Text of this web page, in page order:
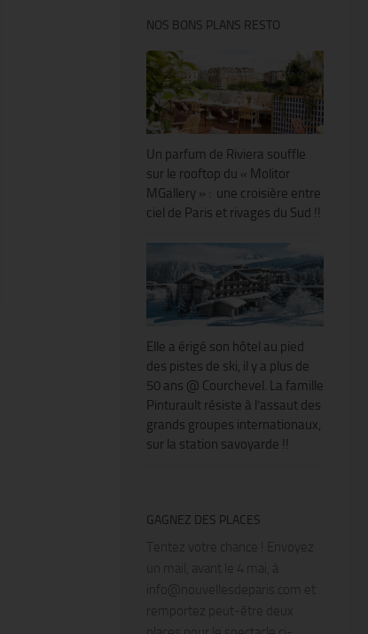
NOS BONS PLANS RESTO
Un parfum de Riviera souffle
sur le rooftop du « Molitor
MGallery » : une croisière entre
ciel de Paris et rivages du Sud !!
Elle a érigé son hôtel au pied
des pistes de ski, il y a plus de
50 ans @ Courchevel. La famille
Pinturault résiste à l’assaut des
grands groupes internationaux,
sur la station savoyarde !!
GAGNEZ DES PLACES
Tentez votre chance ! Envoyez
un mail, avant le 4 mai, à
info@nouvellesdeparis.com et
remportez peut-être deux